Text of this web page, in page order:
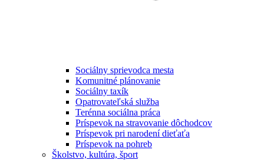
Sociálny sprievodca mesta
Komunitné plánovanie
Sociálny taxík
Opatrovateľská služba
Terénna sociálna práca
Príspevok na stravovanie dôchodcov
Príspevok pri narodení dieťaťa
Príspevok na pohreb
Školstvo, kultúra, šport